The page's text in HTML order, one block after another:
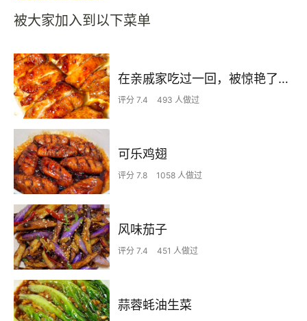
被大家加入到以下菜单
在亲戚家吃过一回，被惊艳了…
评分 7.4 493 人做过
可乐鸡翅
评分 7.8 1058 人做过
风味茄子
评分 7.4 451 人做过
蒜蓉蚝油生菜